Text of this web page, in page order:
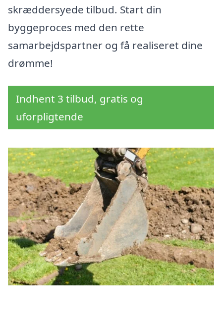
skræddersyede tilbud. Start din
byggeproces med den rette
samarbejdspartner og få realiseret dine
drømme!
Indhent 3 tilbud, gratis og
uforpligtende